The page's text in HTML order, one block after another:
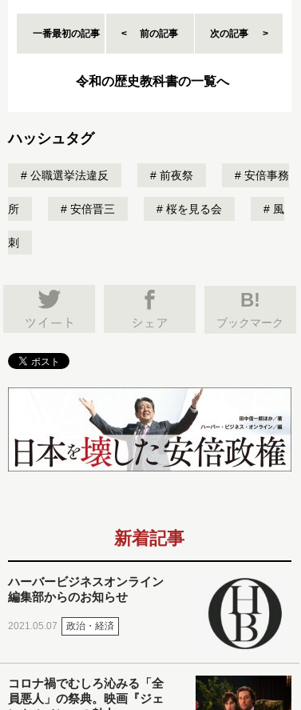
一番最初の記事 前の記事 次の記事
令和の歴史教科書の一覧へ
ハッシュタグ
公職選挙法違反 前夜祭 安倍事務
所 安倍晋三 桜を見る会 風
刺
B!
ブックマーク
新着記事
ハーバービジネスオンライン
編集部からのお知らせ
2021.05.07 政治・経済
コロナ禍でむしろ沁みる「全
員悪人」の祭典。映画『ジェ